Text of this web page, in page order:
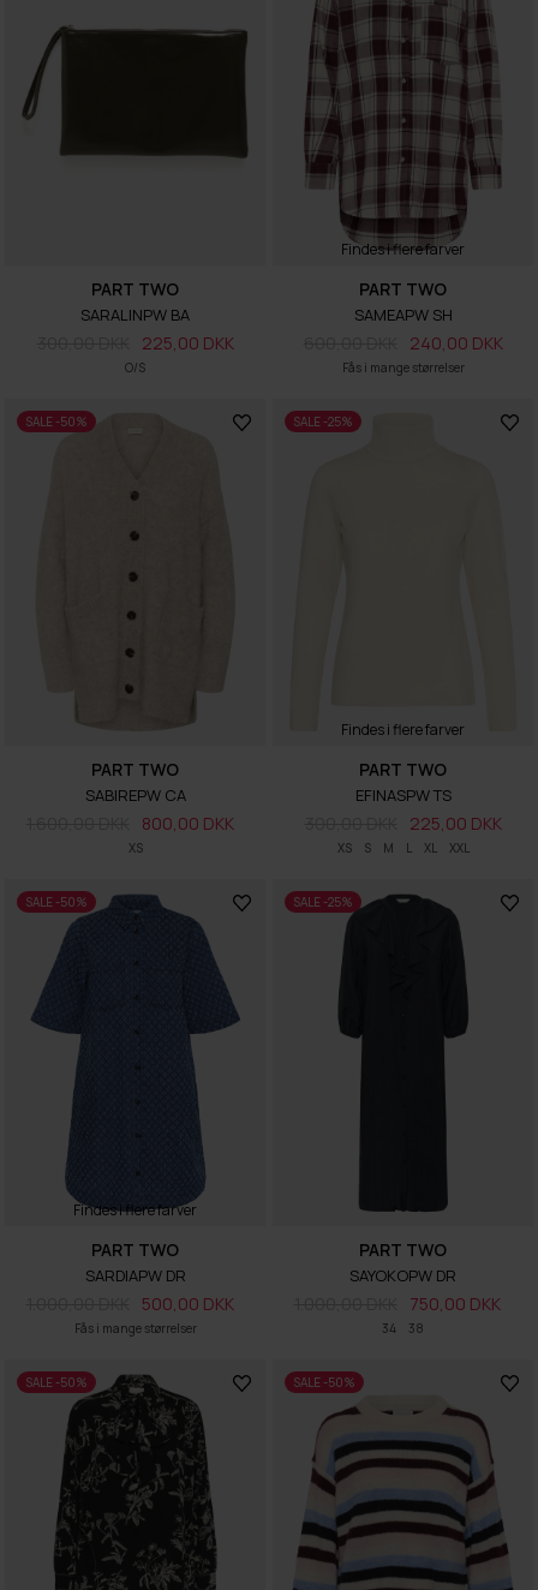
O/S
PART TWO
SARALINPW BA
225,00 DKK
Findes i flere farver
Fås i mange størrelser
PART TWO
SAMEAPW SH
240,00 DKK
SALE -50%
XS
PART TWO
SABIREPW CA
800,00 DKK
SALE -25%
Findes i flere farver
XS S M L XL XXL
PART TWO
EFINASPW TS
225,00 DKK
SALE -50%
Findes i flere farver
Fås i mange størrelser
PART TWO
SARDIAPW DR
500,00 DKK
SALE -25%
34 38
PART TWO
SAYOKOPW DR
750,00 DKK
SALE -50% SALE -50%